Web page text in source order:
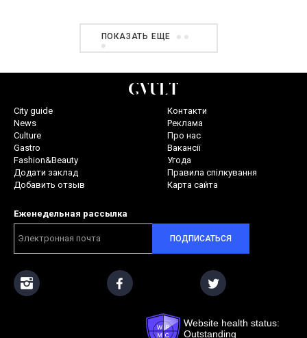
ПОКАЗАТЬ ЕЩЕ
City guide
News
Culture
Gastro
Fashion&Beauty
Додати заклад
Добавить отзыв
Контакти
Реклама
Про нас
Вакансії
Угода
Правила спілкування
Карта сайта
Еженедельная рассылка
ПОДПИСАТЬСЯ
Website health status:
Outstanding